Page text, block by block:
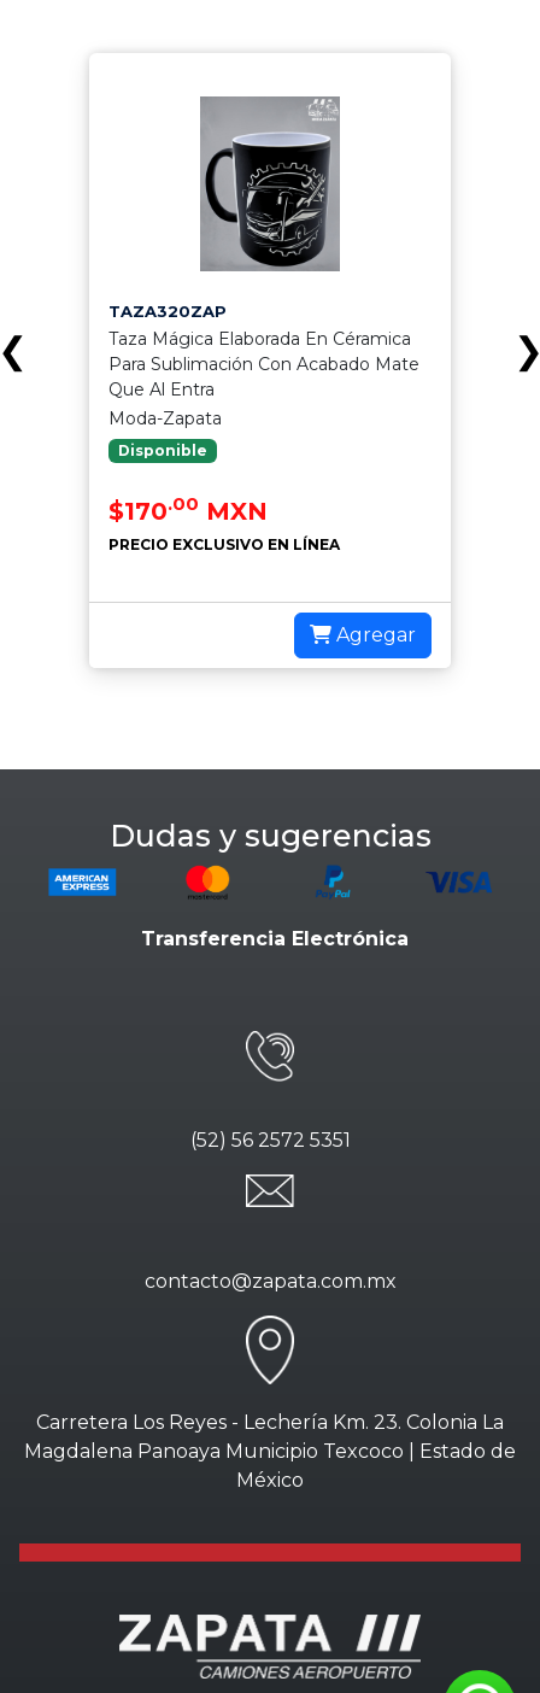
TAZA320ZAP
Taza Mágica Elaborada En Céramica
Para Sublimación Con Acabado Mate
Que Al Entra
Moda-Zapata
Disponible
$170.00 MXN
PRECIO EXCLUSIVO EN LÍNEA
Agregar
Dudas y sugerencias
Transferencia Electrónica
(52) 56 2572 5351
contacto@zapata.com.mx
Carretera Los Reyes - Lechería Km. 23. Colonia La
Magdalena Panoaya Municipio Texcoco | Estado de
México